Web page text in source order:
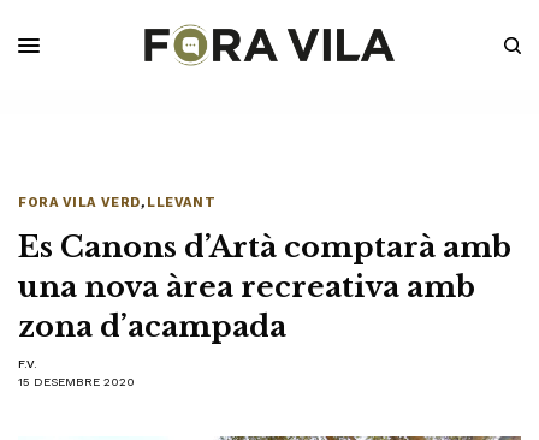
FORA VILA VERD, LLEVANT
Es Canons d’Artà comptarà amb
una nova àrea recreativa amb
zona d’acampada
F.V.
15 DESEMBRE 2020